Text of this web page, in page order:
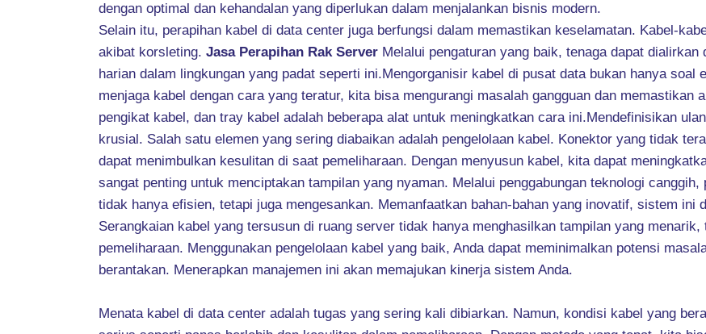
dengan optimal dan kehandalan yang diperlukan dalam menjalankan bisnis modern.
Selain itu, perapihan kabel di data center juga berfungsi dalam memastikan keselamatan. Kabel-
akibat korsleting. Jasa Perapihan Rak Server Melalui pengaturan yang baik, tenaga dapat
harian dalam lingkungan yang padat seperti ini.Mengorganisir kabel di pusat data bukan hanya soal
menjaga kabel dengan cara yang teratur, kita bisa mengurangi masalah gangguan dan memastikan
pengikat kabel, dan tray kabel adalah beberapa alat untuk meningkatkan cara ini.Mendefinisikan
krusial. Salah satu elemen yang sering diabaikan adalah pengelolaan kabel. Konektor yang tidak
dapat menimbulkan kesulitan di saat pemeliharaan. Dengan menyusun kabel, kita dapat
sangat penting untuk menciptakan tampilan yang nyaman. Melalui penggabungan teknologi
tidak hanya efisien, tetapi juga mengesankan. Memanfaatkan bahan-bahan yang inovatif, sistem ini
Serangkaian kabel yang tersusun di ruang server tidak hanya menghasilkan tampilan yang
pemeliharaan. Menggunakan pengelolaan kabel yang baik, Anda dapat meminimalkan potensi
berantakan. Menerapkan manajemen ini akan memajukan kinerja sistem Anda.
Menata kabel di data center adalah tugas yang sering kali dibiarkan. Namun, kondisi kabel yang